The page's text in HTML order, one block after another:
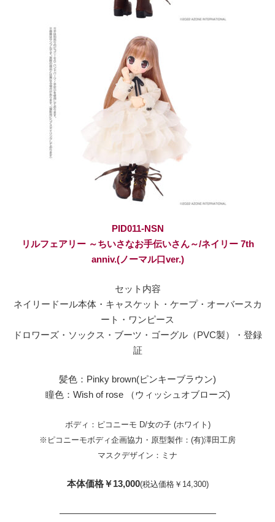
PID011-NSN
リルフェアリー ～ちいさなお手伝いさん～/ネイリー 7th
anniv.(ノーマル口ver.)
セット内容
ネイリードール本体・キャスケット・ケープ・オーバースカ
ート・ワンピース
ドロワーズ・ソックス・ブーツ・ゴーグル（PVC製）・登録
証
髪色：Pinky brown(ピンキーブラウン)
瞳色：Wish of rose （ウィッシュオブローズ)
ボディ：ピコニーモ D/女の子 (ホワイト)
※ピコニーモボディ企画協力・原型製作：(有)澤田工房
マスクデザイン：ミナ
本体価格￥13,000(税込価格￥14,300)
—————————————————